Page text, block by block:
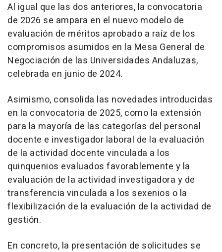
Al igual que las dos anteriores, la convocatoria
de 2026 se ampara en el nuevo modelo de
evaluación de méritos aprobado a raíz de los
compromisos asumidos en la Mesa General de
Negociación de las Universidades Andaluzas,
celebrada en junio de 2024.
Asimismo, consolida las novedades introducidas
en la convocatoria de 2025, como la extensión
para la mayoría de las categorías del personal
docente e investigador laboral de la evaluación
de la actividad docente vinculada a los
quinquenios evaluados favorablemente y la
evaluación de la actividad investigadora y de
transferencia vinculada a los sexenios o la
flexibilización de la evaluación de la actividad de
gestión.
En concreto, la presentación de solicitudes se